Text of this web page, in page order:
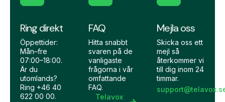
Ring direkt
Öppettider:
Mån–fre
07:00–18:00.
Är du
utomlands?
Ring +46 40
622 00 00.
FAQ
Hitta snabbt
svaren på de
vanligaste
frågorna i vår
omfattande
FAQ.
Telavox
Mejla oss
Skicka oss ett
mejl så
återkommer vi
till dig inom 24
timmar.